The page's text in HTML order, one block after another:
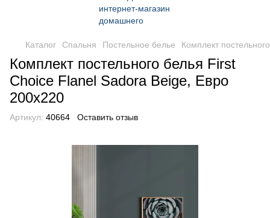
Каталог Спальня Постельное белье Комплект
Комплект постельного белья First
Choice Flanel Sadora Beige, Евро
200x220
Артикул: 40664 Оставить отзыв